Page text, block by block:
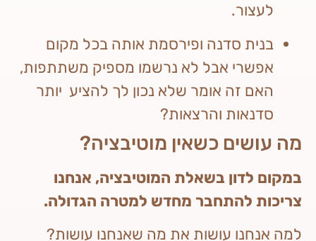
לעצור.
בנית סדנה ופירסמת אותה בכל מקום
אפשרי אבל לא נרשמו מספיק משתתפות,
האם זה אומר שלא נכון לך להציע יותר
סדנאות והרצאות?
מה עושים כשאין מוטיבציה?
במקום לדון בשאלת המוטיבציה, אנחנו
צריכות להתחבר מחדש למטרה הגדולה.
למה אנחנו עושות את מה שאנחנו עושות?